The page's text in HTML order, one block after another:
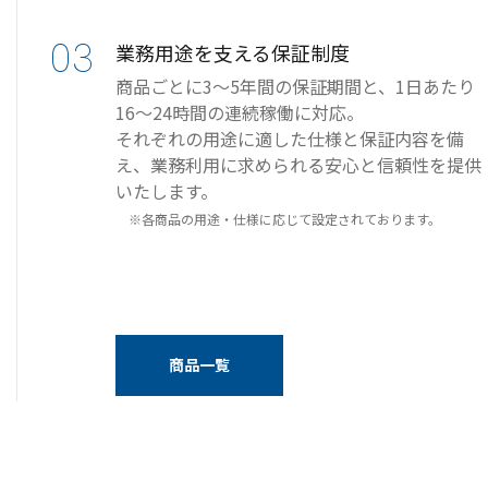
03 業務用途を支える保証制度
商品ごとに3～5年間の保証期間と、1日あたり
16～24時間の連続稼働に対応。
それぞれの用途に適した仕様と保証内容を備
え、業務利用に求められる安心と信頼性を提供
いたします。
※各商品の用途・仕様に応じて設定されております。
商品一覧